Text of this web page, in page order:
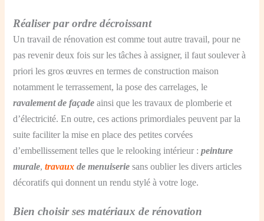
Réaliser par ordre décroissant
Un travail de rénovation est comme tout autre travail, pour ne
pas revenir deux fois sur les tâches à assigner, il faut soulever à
priori les gros œuvres en termes de construction maison
notamment le terrassement, la pose des carrelages, le
ravalement de façade ainsi que les travaux de plomberie et
d’électricité. En outre, ces actions primordiales peuvent par la
suite faciliter la mise en place des petites corvées
d’embellissement telles que le relooking intérieur :peinture
murale,travaux de menuiserie sans oublier les divers articles
décoratifs qui donnent un rendu stylé à votre loge.
Bien choisir ses matériaux de rénovation